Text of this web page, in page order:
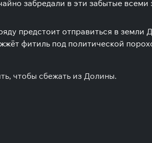
забредали в эти забытые всеми
предстоит отправиться в земли
фитиль под политической
чтобы сбежать из Долины.